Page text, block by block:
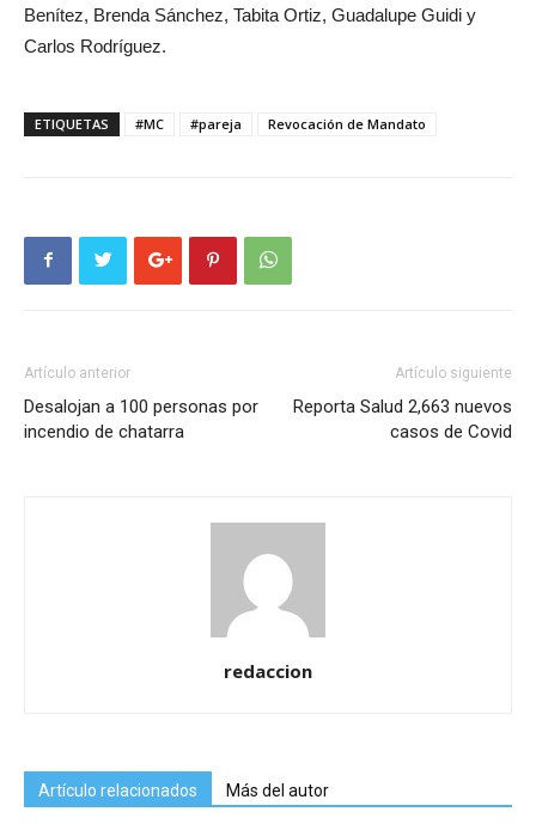
Benítez, Brenda Sánchez, Tabita Ortiz, Guadalupe Guidi y
Carlos Rodríguez.
ETIQUETAS #MC #pareja Revocación de Mandato
Artículo anterior
Desalojan a 100 personas por
incendio de chatarra
Artículo siguiente
Reporta Salud 2,663 nuevos
casos de Covid
redaccion
Artículo relacionados Más del autor